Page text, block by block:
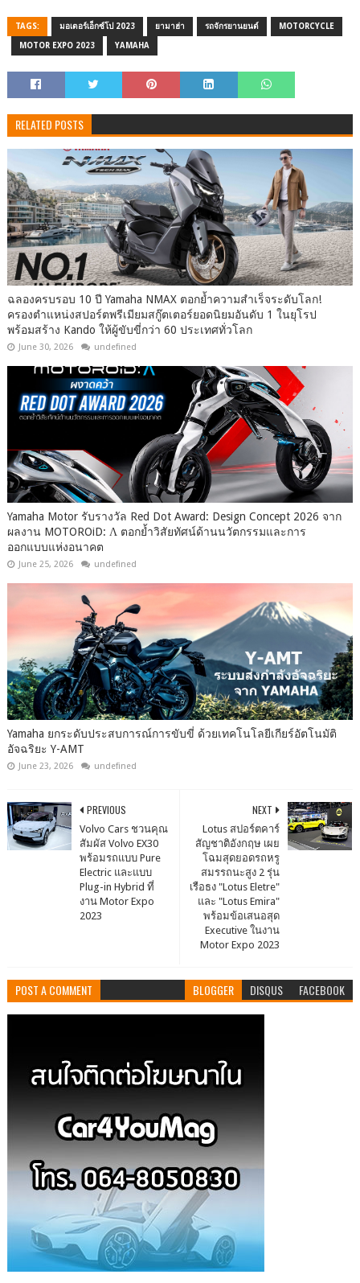
TAGS: มอเตอร์เอ็กซ์โป 2023 ยามาฮ่า รถจักรยานยนต์ MOTORCYCLE
MOTOR EXPO 2023 YAMAHA
RELATED POSTS
ฉลองครบรอบ 10 ปี Yamaha NMAX ตอกย้ำความสำเร็จระดับโลก!
ครองตำแหน่งสปอร์ตพรีเมียมสกู๊ตเตอร์ยอดนิยมอันดับ 1 ในยุโรป
พร้อมสร้าง Kando ให้ผู้ขับขี่กว่า 60 ประเทศทั่วโลก
June 30, 2026 undefined
Yamaha Motor รับรางวัล Red Dot Award: Design Concept 2026 จาก
ผลงาน MOTOROiD: Λ ตอกย้ำวิสัยทัศน์ด้านนวัตกรรมและการ
ออกแบบแห่งอนาคต
June 25, 2026 undefined
Yamaha ยกระดับประสบการณ์การขับขี่ ด้วยเทคโนโลยีเกียร์อัตโนมัติ
อัจฉริยะ Y-AMT
June 23, 2026 undefined
NEXT
Lotus สปอร์ตคาร์
สัญชาติอังกฤษ เผย
โฉมสุดยอดรถหรู
สมรรถนะสูง 2 รุ่น
เรือธง "Lotus Eletre"
และ "Lotus Emira"
พร้อมข้อเสนอสุด
Executive ในงาน
Motor Expo 2023
PREVIOUS
Volvo Cars ชวนคุณ
สัมผัส Volvo EX30
พร้อมรถแบบ Pure
Electric และแบบ
Plug-in Hybrid ที่
งาน Motor Expo
2023
POST A COMMENT BLOGGER DISQUS FACEBOOK